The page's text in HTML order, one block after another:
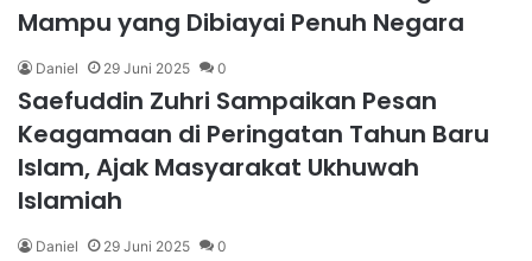
Mampu yang Dibiayai Penuh Negara
Daniel 29 Juni 2025 0
Saefuddin Zuhri Sampaikan Pesan
Keagamaan di Peringatan Tahun Baru
Islam, Ajak Masyarakat Ukhuwah
Islamiah
Daniel 29 Juni 2025 0